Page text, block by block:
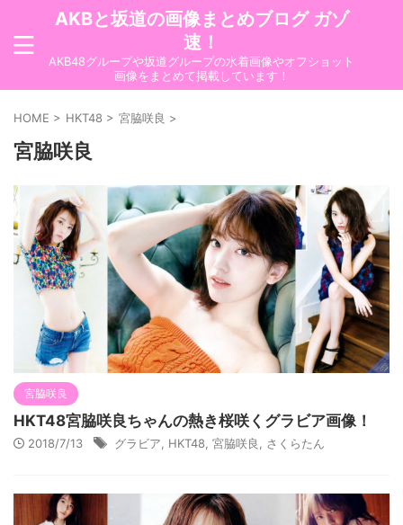
AKBと坂道の画像まとめブログ ガゾ
速！
AKB48グループや坂道グループの水着画像やオフショット
画像をまとめて掲載しています！
HOME > HKT48 > 宮脇咲良 >
宮脇咲良
宮脇咲良
HKT48宮脇咲良ちゃんの熱き桜咲くグラビア画像！
2018/7/13 グラビア HKT48 宮脇咲良 さくらたん